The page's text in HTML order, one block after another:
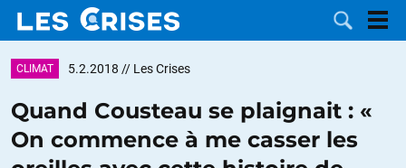
CLIMAT 5.2.2018 // Les Crises
Quand Cousteau se plaignait : «
On commence à me casser les